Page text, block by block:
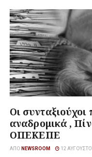
Οι
αναδρομικά ,
ΟΠΕΚΕΠΕ
ΑΠΌ NEWSROOM 12